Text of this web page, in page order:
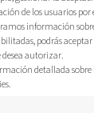
de los usuarios por
información
podrás
autorizar.
detallada
prestados
del
o